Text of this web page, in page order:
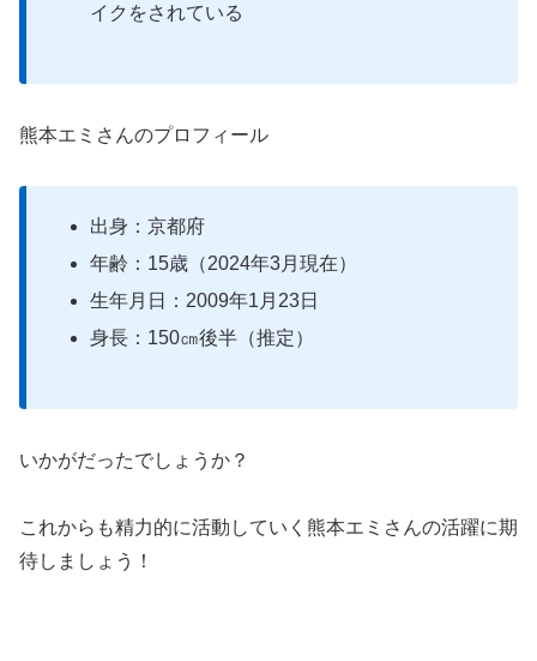
イクをされている
熊本エミさんのプロフィール
出身：京都府
年齢：15歳（2024年3月現在）
生年月日：2009年1月23日
身長：150㎝後半（推定）
いかがだったでしょうか？
これからも精力的に活動していく熊本エミさんの活躍に期
待しましょう！